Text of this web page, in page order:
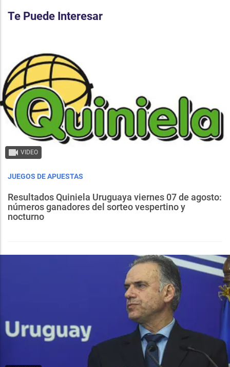
Te Puede Interesar
VIDEO
JUEGOS DE APUESTAS
Resultados Quiniela Uruguaya viernes 07 de agosto:
números ganadores del sorteo vespertino y
nocturno